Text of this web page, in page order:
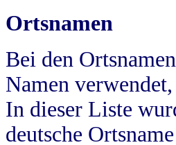
Ortsnamen
Bei den
Namen
In dieser Liste
deutsche